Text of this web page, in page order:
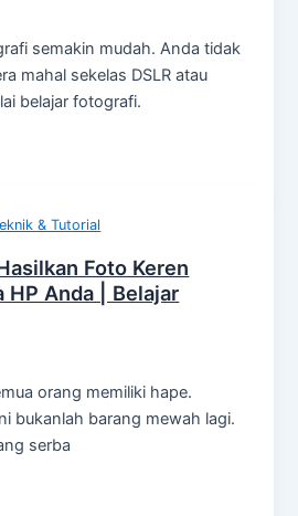
semakin mudah. Anda tidak
mahal sekelas DSLR atau
belajar fotografi.
& Tutorial
Foto Keren
HP Anda | Belajar
orang memiliki hape.
bukanlah barang mewah lagi.
serba